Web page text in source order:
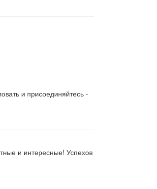
и присоединяйтесь -
и интересные! Успехов